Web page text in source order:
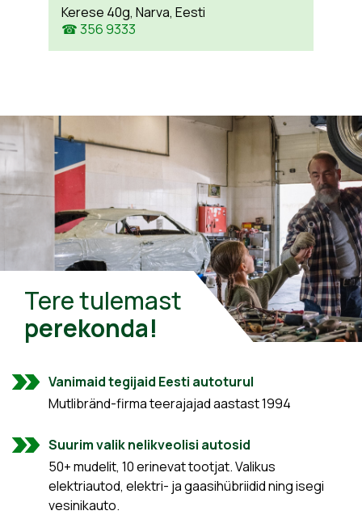
Kerese 40g, Narva, Eesti
☎ 356 9333
Tere tulemast
perekonda!
Vanimaid tegijaid Eesti autoturul
Mutlibränd-firma teerajajad aastast 1994
Suurim valik nelikveolisi autosid
50+ mudelit, 10 erinevat tootjat. Valikus
elektriautod, elektri- ja gaasihübriidid ning isegi
vesinikauto.